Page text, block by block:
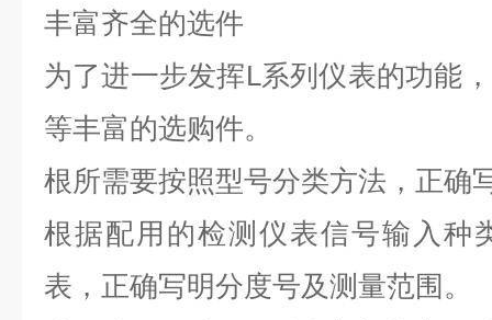
丰富齐全的选件
为了进一步发挥L系列仪表的功能
等丰富的选购件。
根所需要按照型号分类方法，正确
根据配用的检测仪表信号输入种
表，正确写明分度号及测量范围。